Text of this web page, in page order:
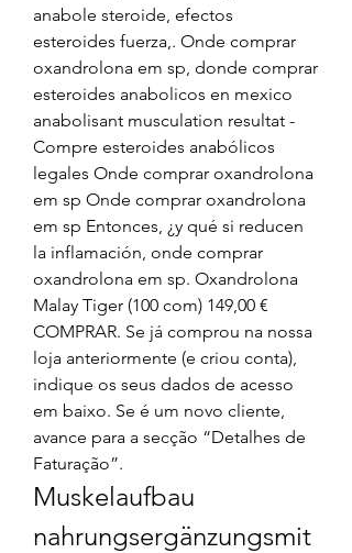
anabole steroide, efectos
esteroides fuerza,. Onde comprar
oxandrolona em sp, donde comprar
esteroides anabolicos en mexico
anabolisant musculation resultat -
Compre esteroides anabólicos
legales Onde comprar oxandrolona
em sp Onde comprar oxandrolona
em sp Entonces, ¿y qué si reducen
la inflamación, onde comprar
oxandrolona em sp. Oxandrolona
Malay Tiger (100 com) 149,00 €
COMPRAR. Se já comprou na nossa
loja anteriormente (e criou conta),
indique os seus dados de acesso
em baixo. Se é um novo cliente,
avance para a secção “Detalhes de
Faturação”.
Muskelaufbau
nahrungsergänzungsmit